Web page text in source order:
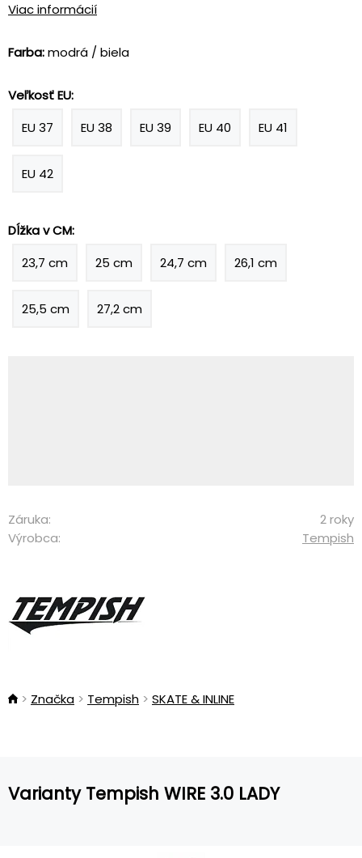
Viac informácií
Farba:modrá / biela
Veľkosť EU:
EU 37
EU 38 EU 39 EU 40 EU 41
EU 42
Dĺžka v CM:
23,7 cm
25 cm 24,7 cm 26,1 cm
25,5 cm 27,2 cm
Záruka:
2 roky
Výrobca:
Tempish
Značka Tempish SKATE & INLINE
Varianty Tempish WIRE 3.0 LADY